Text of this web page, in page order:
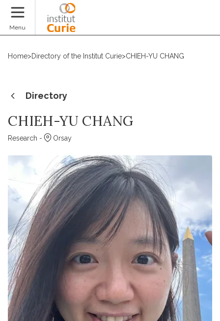
Menu
Home>Directory of the Institut Curie>CHIEH-YU CHANG
Directory
CHIEH-YU CHANG
Research - Orsay